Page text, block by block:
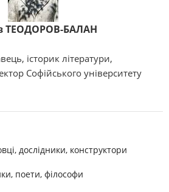
ТЕОДОРОВ-БАЛАН
історик літератури,
Софійського університету
дослідники, конструктори
поети, філософи